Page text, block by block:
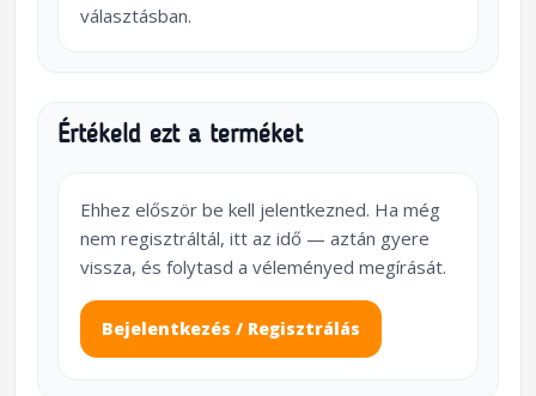
választásban.
Értékeld ezt a terméket
Ehhez először be kell jelentkezned. Ha még
nem regisztráltál, itt az idő — aztán gyere
vissza, és folytasd a véleményed megírását.
Bejelentkezés / Regisztrálás